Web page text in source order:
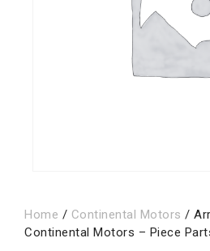
Home / Continental Motors /
Continental Motors – Piece